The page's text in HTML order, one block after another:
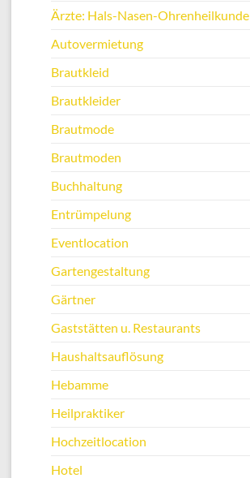
Ärzte: Hals-Nasen-Ohrenheilkunde
Autovermietung
Brautkleid
Brautkleider
Brautmode
Brautmoden
Buchhaltung
Entrümpelung
Eventlocation
Gartengestaltung
Gärtner
Gaststätten u. Restaurants
Haushaltsauflösung
Hebamme
Heilpraktiker
Hochzeitlocation
Hotel